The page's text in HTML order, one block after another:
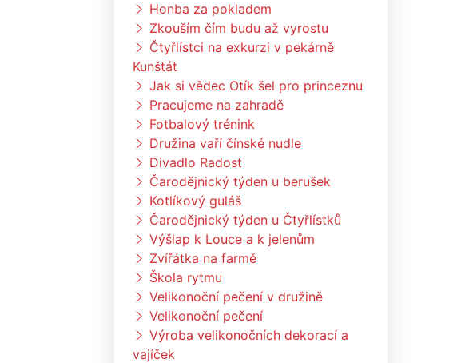
Honba za pokladem
Zkouším čím budu až vyrostu
Čtyřlístci na exkurzi v pekárně
Kunštát
Jak si vědec Otík šel pro princeznu
Pracujeme na zahradě
Fotbalový trénink
Družina vaří čínské nudle
Divadlo Radost
Čarodějnický týden u berušek
Kotlíkový guláš
Čarodějnický týden u Čtyřlístků
Výšlap k Louce a k jelenům
Zvířátka na farmě
Škola rytmu
Velikonoční pečení v družině
Velikonoční pečení
Výroba velikonočních dekorací a
vajíček